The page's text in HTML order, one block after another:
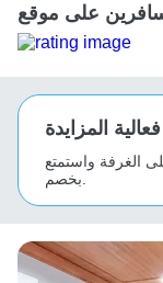
المزايدة
الغرفة واستمتع